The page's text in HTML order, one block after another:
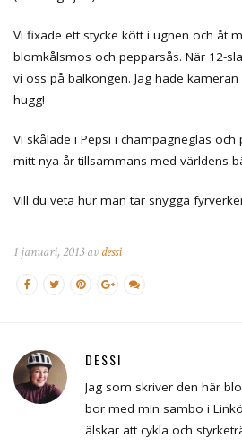
Vi fixade ett stycke kött i ugnen och åt
blomkålsmos och pepparsås. När 12-
vi oss på balkongen. Jag hade
hugg!
Vi skålade i Pepsi i champagneglas och
mitt nya år tillsammans med världens
Vill du veta hur man tar snygga
1 januari, 2013 avdessi
DESSI
Jag som skriver den här
bor med min sambo i
älskar att cykla och